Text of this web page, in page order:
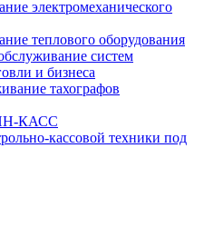
электромеханического
теплового оборудования
систем
и бизнеса
тахографов
КАСС
кассовой техники под